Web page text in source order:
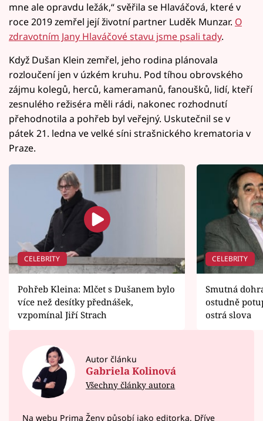
mne ale opravdu ležák,“ svěřila se Hlaváčová, které v
roce 2019 zemřel její životní partner Luděk Munzar. O
zdravotním Jany Hlaváčové stavu jsme psali tady.
Když Dušan Klein zemřel, jeho rodina plánovala
rozloučení jen v úzkém kruhu. Pod tíhou obrovského
zájmu kolegů, herců, kameramanů, fanoušků, lidí, kteří
zesnulého režiséra měli rádi, nakonec rozhodnutí
přehodnotila a pohřeb byl veřejný. Uskutečnil se v
pátek 21. ledna ve velké síni strašnického krematoria v
Praze.
CELEBRITY
Pohřeb Kleina: Mlčet s Dušanem bylo
více než desítky přednášek,
vzpomínal Jiří Strach
CELEBRITY
Smutná
ostudně
ostrá slova
Autor článku
Gabriela Kolinová
Všechny články autora
Na webu Prima Ženy působí jako editorka. Dříve